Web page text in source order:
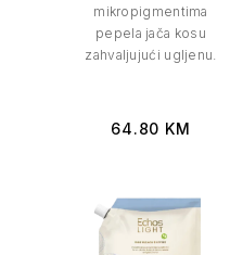
mikropigmentima
pepela jača kosu
zahvaljujući ugljenu.
64.80 KM